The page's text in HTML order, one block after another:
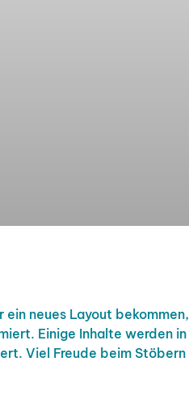
neues Layout bekommen,
Einige Inhalte werden in
Viel Freude beim Stöbern